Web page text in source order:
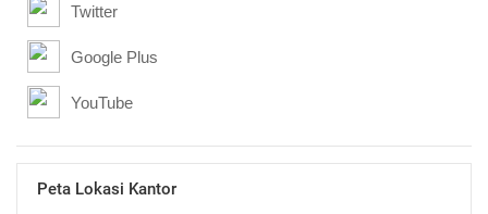
Twitter
Google Plus
YouTube
Peta Lokasi Kantor